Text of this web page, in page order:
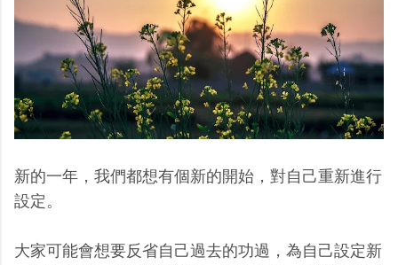
新的一年，我們都想有個新的開始，對自己重新進行
設定。
大家可能會想要反省自己過去的功過，為自己設定新